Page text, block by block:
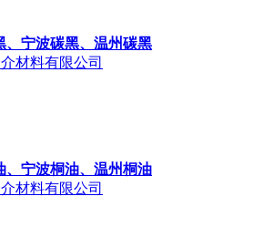
、宁波碳黑、温州碳黑
材料有限公司
、宁波桐油、温州桐油
材料有限公司